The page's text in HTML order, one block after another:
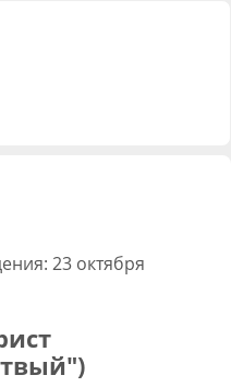
23 октября